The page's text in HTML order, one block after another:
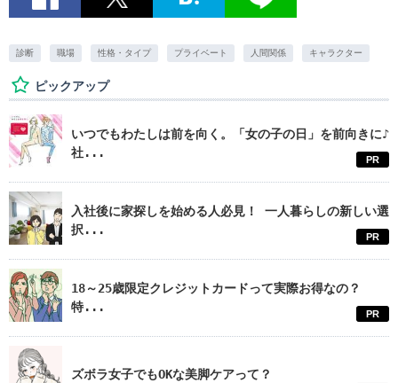
診断 職場 性格・タイプ プライベート 人間関係 キャラクター
ピックアップ
いつでもわたしは前を向く。「女の子の日」を前向きに♪
社...
PR
入社後に家探しを始める人必見！ 一人暮らしの新しい選
択...
PR
18～25歳限定クレジットカードって実際お得なの？
特...
PR
ズボラ女子でもOKな美脚ケアって？